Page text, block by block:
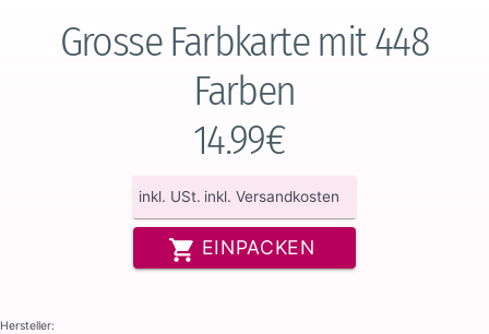
Grosse Farbkarte mit 448
Farben
14.99€
inkl. USt. inkl. Versandkosten
EINPACKEN
Hersteller: